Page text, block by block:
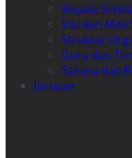
Kepala
Visi dan Misi
Struktur
Guru dan
Sarana dan
Jurusan